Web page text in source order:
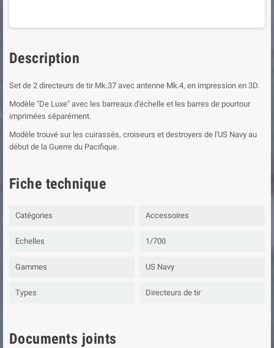
Description
Set de 2 directeurs de tir Mk.37 avec antenne Mk.4, en impression en 3D.
Modèle "De Luxe" avec les barreaux d'échelle et les barres de pourtour
imprimées séparément.
Modèle trouvé sur les cuirassés, croiseurs et destroyers de l'US Navy au
début de la Guerre du Pacifique.
Fiche technique
Catégories Accessoires
Echelles 1/700
Gammes US Navy
Types Directeurs de tir
Documents joints